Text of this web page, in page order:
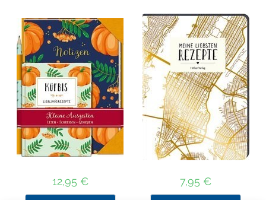
12,95 € 7,95 €